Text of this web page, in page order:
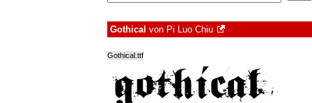
Gothical von Pi Luo Chiu
Gothical.ttf